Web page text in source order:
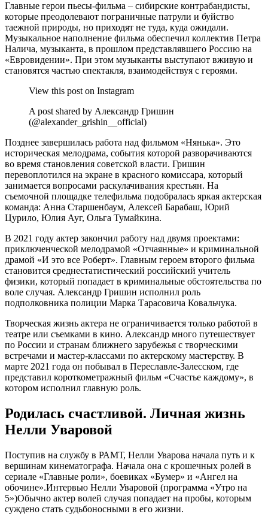
Главные герои пьесы-фильма – сибирские контрабандисты,
которые преодолевают пограничные патрули и буйство
таежной природы, но приходят не туда, куда ожидали.
Музыкальное наполнение фильма обеспечил коллектив Петра
Налича, музыканта, в прошлом представлявшего Россию на
«Евровидении». При этом музыканты выступают вживую и
становятся частью спектакля, взаимодействуя с героями.
View this post on Instagram
A post shared by Александр Гришин
(@alexander_grishin__official)
Позднее завершилась работа над фильмом «Нянька». Это
историческая мелодрама, события которой разворачиваются
во время становления советской власти. Гришин
перевоплотился на экране в красного комиссара, который
занимается вопросами раскулачивания крестьян. На
съемочной площадке телефильма подобралась яркая актерская
команда: Анна Старшенбаум, Алексей Барабаш, Юрий
Цурило, Юлия Ауг, Ольга Тумайкина.
В 2021 году актер закончил работу над двумя проектами:
приключенческой мелодрамой «Отчаянные» и криминальной
драмой «И это все Роберт». Главным героем второго фильма
становится среднестатистический российский учитель
физики, который попадает в криминальные обстоятельства по
воле случая. Александр Гришин исполнил роль
подполковника полиции Марка Тарасовича Ковальчука.
Творческая жизнь актера не ограничивается только работой в
театре или съемками в кино. Александр много путешествует
по России и странам ближнего зарубежья с творческими
встречами и мастер-классами по актерскому мастерству. В
марте 2021 года он побывал в Переславле-Залесском, где
представил короткометражный фильм «Счастье каждому», в
котором исполнил главную роль.
Родилась счастливой. Личная жизнь
Нелли Уваровой
Поступив на службу в РАМТ, Нелли Уварова начала путь и к
вершинам кинематографа. Начала она с крошечных ролей в
сериале «Главные роли», боевиках «Бумер» и «Ангел на
обочине».Интервью Нелли Уваровой (программа «Утро на
5»)Обычно актер волей случая попадает на пробы, которым
суждено стать судьбоносными в его жизни.